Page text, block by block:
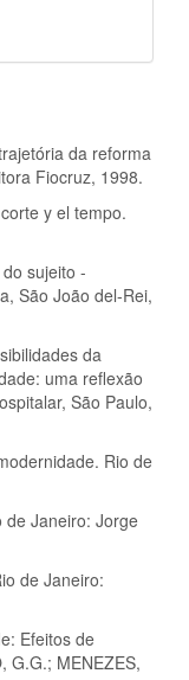
da reforma
Fiocruz, 1998.
y el tempo.
sujeito -
São João del-Rei,
da
uma reflexão
São Paulo,
Rio de
de Janeiro: Jorge
de Janeiro:
Efeitos de
G.G.; MENEZES,